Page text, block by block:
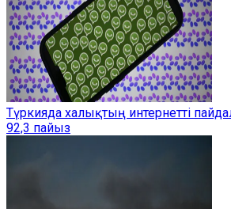
Түркияда халықтың интернетті
92,3 пайыз